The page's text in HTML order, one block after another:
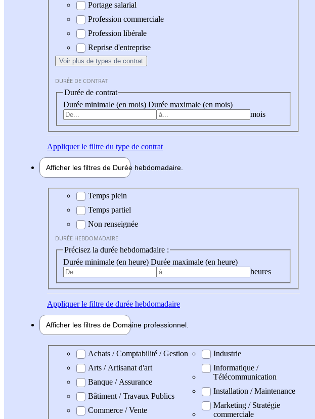
Portage salarial
Profession commerciale
Profession libérale
Reprise d'entreprise
Voir plus de types de contrat
DURÉE DE CONTRAT
Durée de contrat
Durée minimale (en mois) Durée maximale (en mois)
mois
Appliquerle filtre du type de contrat
Afficher les filtres de Durée hebdomadaire
Durée hebdomadaire
Temps plein
Temps partiel
Non renseignée
DURÉE HEBDOMADAIRE
Précisez la durée hebdomadaire :
Durée minimale (en heure) Durée maximale (en heure)
heures
Appliquerle filtre de durée hebdomadaire
Afficher les filtres de Domaine professionnel
Domaine professionel
Achats / Comptabilité / Gestion
Arts / Artisanat d'art
Banque / Assurance
Bâtiment / Travaux Publics
Commerce / Vente
Industrie
Informatique /
Télécommunication
Installation / Maintenance
Marketing / Stratégie
commerciale